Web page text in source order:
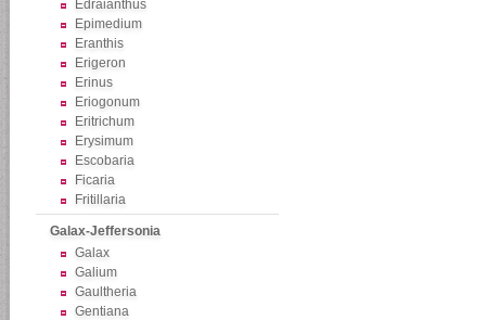
Edraianthus
Epimedium
Eranthis
Erigeron
Erinus
Eriogonum
Eritrichum
Erysimum
Escobaria
Ficaria
Fritillaria
Galax-Jeffersonia
Galax
Galium
Gaultheria
Gentiana